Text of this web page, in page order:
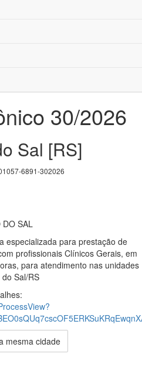
30/2026
Sal [RS]
6891-302026
DO SAL
especializada para prestação de
profissionais Clínicos Gerais, em
para atendimento nas unidades
Sal/RS
mesma cidade